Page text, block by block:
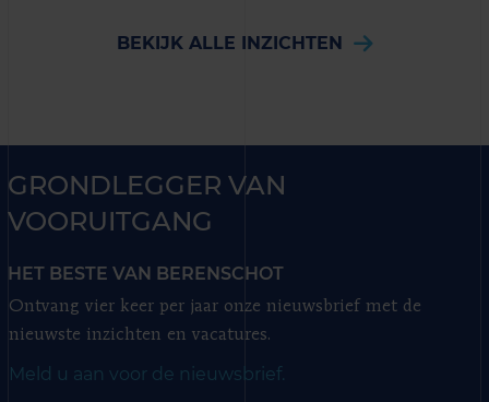
BEKIJK ALLE INZICHTEN
GRONDLEGGER VAN
VOORUITGANG
HET BESTE VAN BERENSCHOT
Ontvang vier keer per jaar onze nieuwsbrief met de
nieuwste inzichten en vacatures.
Meld u aan voor de nieuwsbrief.